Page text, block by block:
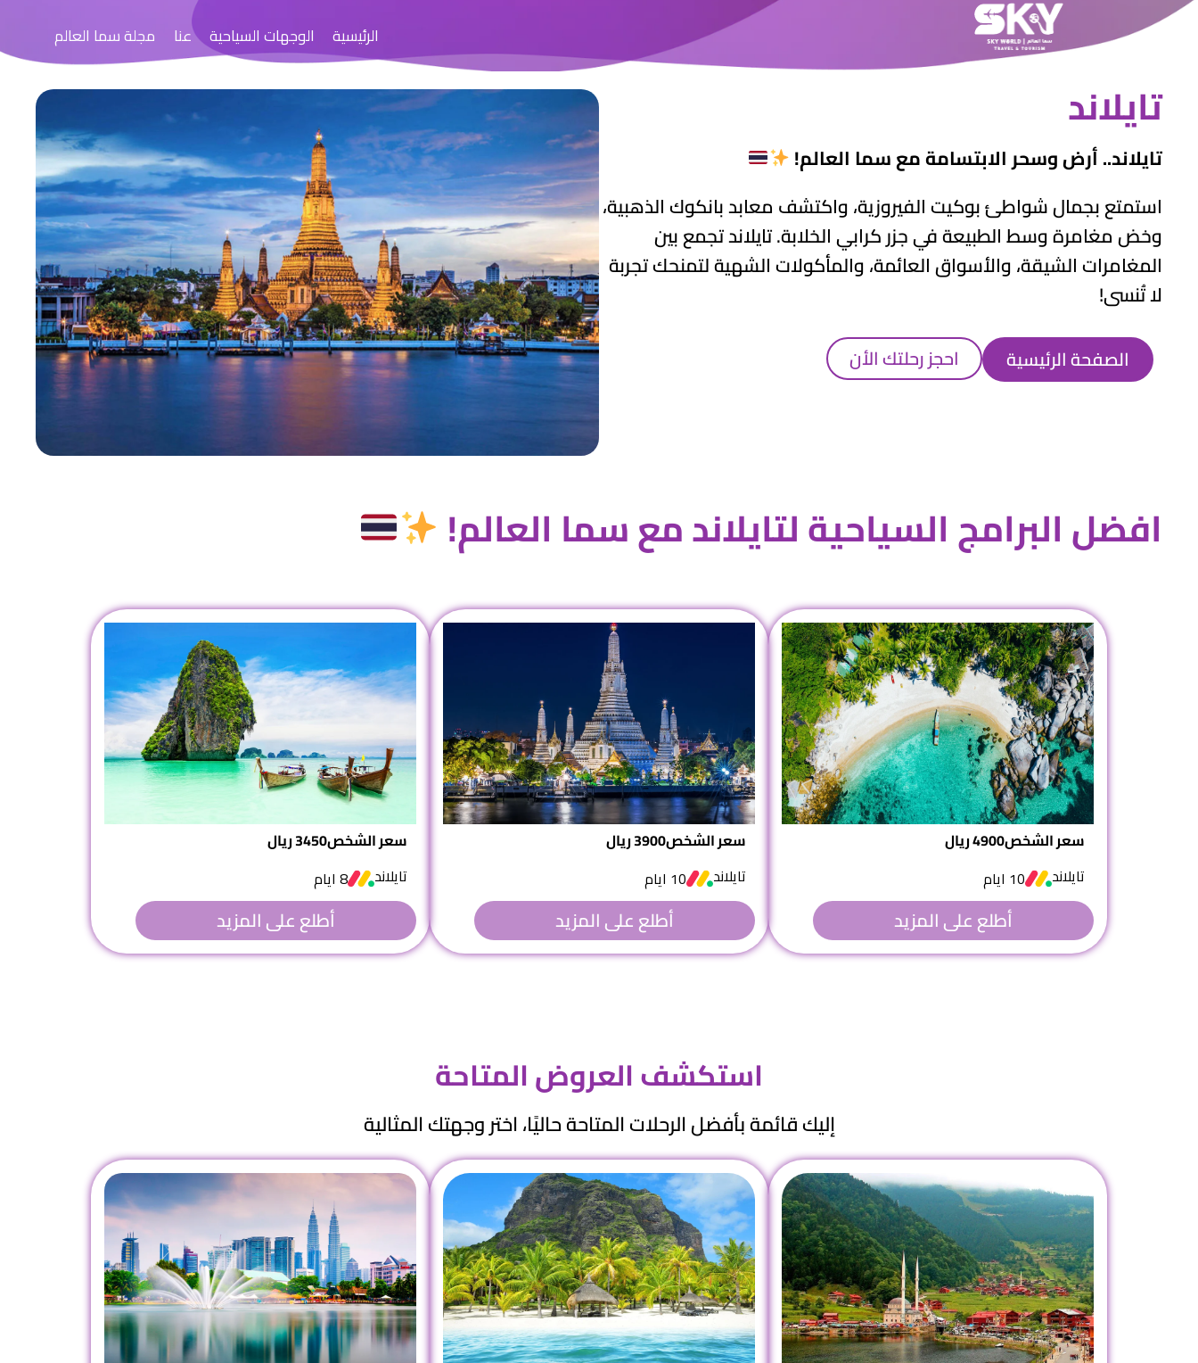
الرئيسية الوجهات السياحية عنا مجلة سما العالم
تايلاند
تايلاند.. أرض وسحر الابتسامة مع سما العالم!
استمتع بجمال شواطئ بوكيت الفيروزية، واكتشف معابد بانكوك الذهبية،
وخض مغامرة وسط الطبيعة في جزر كرابي الخلابة. تايلاند تجمع بين
المغامرات الشيقة، والأسواق العائمة، والمأكولات الشهية لتمنحك تجربة
لا تُنسى!
الصفحة الرئيسية احجز رحلتك الأن
افضل البرامج السياحية لتايلاند مع سما العالم!
سعر الشخص4900 ريال
تايلاند
10 ايام
أطلع على المزيد
سعر الشخص3900 ريال
تايلاند
10 ايام
أطلع على المزيد
سعر الشخص3450 ريال
تايلاند
8 ايام
أطلع على المزيد
استكشف العروض المتاحة
إليك قائمة بأفضل الرحلات المتاحة حاليًا، اختر وجهتك المثالية